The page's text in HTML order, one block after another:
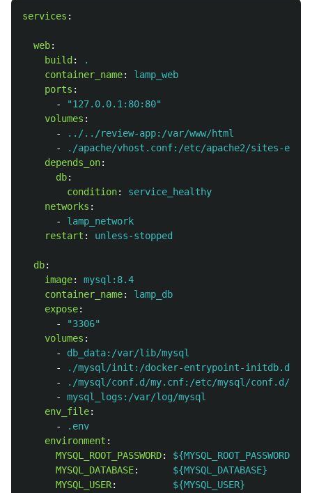
services :
web:
build :
.
container_name:
lamp_web
ports :
-
"127.0.0.1:80:80"
volumes :
-
../../review-app:/var/www/html
-
./apache/vhost.conf:/etc/apache2/sites-
depends_on:
db:
condition:
service_healthy
networks :
-
lamp_network
restart : unless-stopped
db:
image:
mysql:8.4
container_name:
lamp_db
expose:
-
"3306"
volumes :
-
db_data:/var/lib/mysql
-
./mysql/init:/docker-entrypoint-initdb.d
-
./mysql/conf.d/my.cnf:/etc/mysql/conf.d/
-
mysql_logs:/var/log/mysql
env_file:
-
.env
environment :
MYSQL_ROOT_PASSWORD:
${MYSQL_ROOT_PASSWORD}
MYSQL_DATABASE:
${MYSQL_DATABASE}
MYSQL_USER:
${MYSQL_USER}